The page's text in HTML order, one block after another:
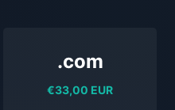
.com
€33,00 EUR